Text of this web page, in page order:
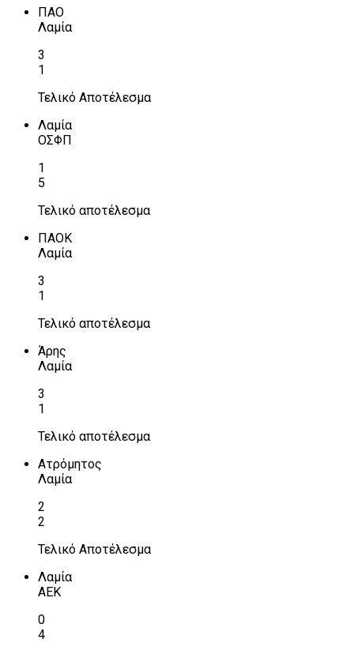
ΠΑΟ
Λαμία
3
1
Τελικό Αποτέλεσμα
Λαμία
ΟΣΦΠ
1
5
Τελικό αποτέλεσμα
ΠΑΟΚ
Λαμία
3
1
Τελικό αποτέλεσμα
Άρης
Λαμία
3
1
Τελικό αποτέλεσμα
Ατρόμητος
Λαμία
2
2
Τελικό Αποτέλεσμα
Λαμία
ΑΕΚ
0
4